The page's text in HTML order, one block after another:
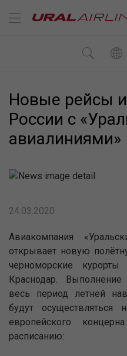
Новые рейсы
России с
авиалиниями»
24.03.2020
Авиакомпания
открывает новую
черноморские
Краснодар.
весь период летней
будут осуществляться
европейского
расписанию: